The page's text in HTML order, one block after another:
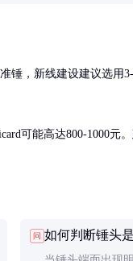
锤，新线建设建议选用
可能高达800-1000元
问 如何判断锤头